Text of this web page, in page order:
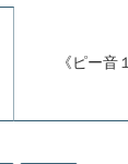
《ピー音